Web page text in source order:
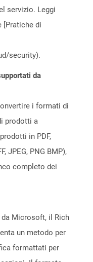
servizio. Leggi
[Pratiche di
security).
da
i formati di
prodotti a
in PDF,
JPEG, PNG BMP),
completo dei
Microsoft, il Rich
un metodo per
formattati per